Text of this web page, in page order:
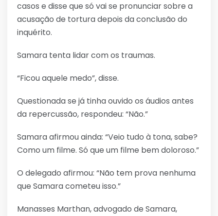
casos e disse que só vai se pronunciar sobre a
acusação de tortura depois da conclusão do
inquérito.
Samara tenta lidar com os traumas.
“Ficou aquele medo”, disse.
Questionada se já tinha ouvido os áudios antes
da repercussão, respondeu: “Não.”
Samara afirmou ainda: “Veio tudo à tona, sabe?
Como um filme. Só que um filme bem doloroso.”
O delegado afirmou: “Não tem prova nenhuma
que Samara cometeu isso.”
Manasses Marthan, advogado de Samara,